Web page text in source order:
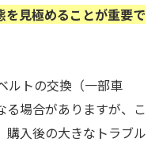
見極めることが重要で
ルトの交換（一部車
場合がありますが、こ
購入後の大きなトラブル